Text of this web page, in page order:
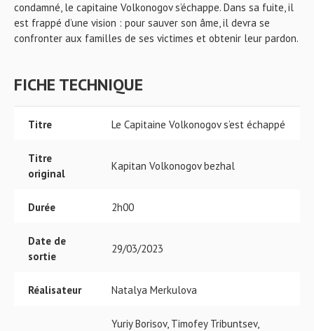
condamné, le capitaine Volkonogov s’échappe. Dans sa fuite, il
est frappé d’une vision : pour sauver son âme, il devra se
confronter aux familles de ses victimes et obtenir leur pardon.
FICHE TECHNIQUE
Titre Le Capitaine Volkonogov s’est échappé
Titre
original
Kapitan Volkonogov bezhal
Durée 2h00
Date de
sortie
29/03/2023
Réalisateur Natalya Merkulova
Yuriy Borisov, Timofey Tribuntsev,